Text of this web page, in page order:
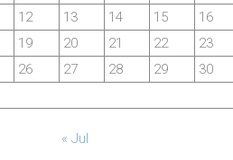
12 13 14 15
16
19 20 21 22
23
26 27 28 29
30
« Jul